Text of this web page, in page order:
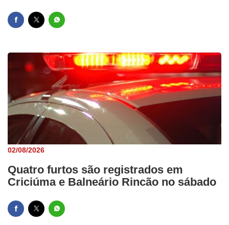
02/08/2026
Quatro furtos são registrados em
Criciúma e Balneário Rincão no sábado